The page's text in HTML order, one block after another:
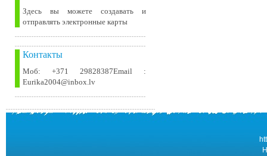
Здесь вы можете создавать и
отправлять электронные карты
Контакты
Моб: +371 29828387Email :
Eurika2004@inbox.lv